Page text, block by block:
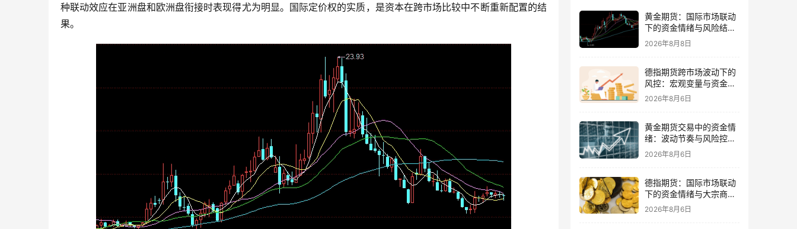
种联动效应在亚洲盘和欧洲盘衔接时表现得尤为明显。国际定价权的实质，是资本在跨市场比较中不断重新配置的结
果。
黄金期货：国际市场联动
下的资金情绪与风险结构
观察
2026年8月8日
德指期货跨市场波动下的
风控：宏观变量与资金情
绪再平衡
2026年8月6日
黄金期货交易中的资金情
绪：波动节奏与风险控制
的平衡
2026年8月6日
德指期货：国际市场联动
下的资金情绪与大宗商品
传导
2026年8月6日